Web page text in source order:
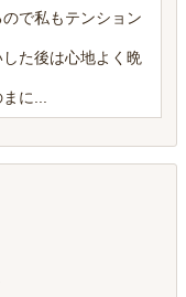
で私もテンション
た後は心地よく晩
に...